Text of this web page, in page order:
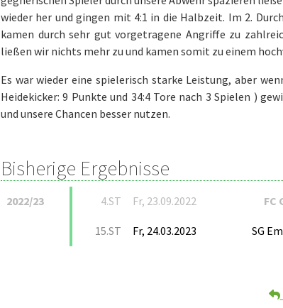
wieder her und gingen mit 4:1 in die Halbzeit. Im 2.
kamen durch sehr gut vorgetragene Angriffe zu
ließen wir nichts mehr zu und kamen somit zu einem
Es war wieder eine spielerisch starke Leistung, aber
Heidekicker: 9 Punkte und 34:4 Tore nach 3 Spielen )
und unsere Chancen besser nutzen.
Bisherige Ergebnisse
2022/23 4.ST Fr, 23.09.2022 FC
15.ST Fr, 24.03.2023 SG